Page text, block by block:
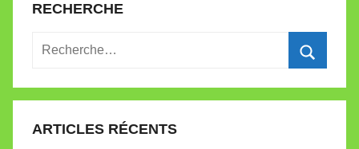
RECHERCHE
Recherche
:
ARTICLES RÉCENTS